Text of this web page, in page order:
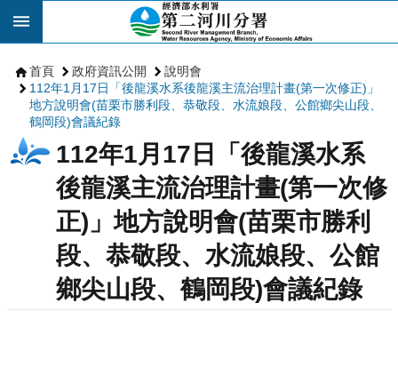
跳到主要內容區塊
首頁 政府資訊公開
說明會
112年1月17日「後龍溪水系後龍溪主流治理計畫(第一次修正)」
地方說明會(苗栗市勝利段、恭敬段、水流娘段、公館鄉尖山段、
鶴岡段)會議紀錄
112年1月17日「後龍溪水系
後龍溪主流治理計畫(第一次修
正)」地方說明會(苗栗市勝利
段、恭敬段、水流娘段、公館
鄉尖山段、鶴岡段)會議紀錄